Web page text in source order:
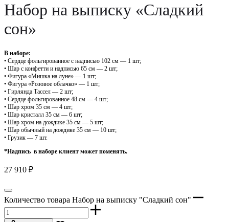
Набор на выписку «Сладкий
сон»
В наборе:
• Сердце фольгированное с надписью 102 см — 1 шт;
• Шар с конфетти и надписью 65 см — 2 шт;
• Фигура «Мишка на луне» — 1 шт;
• Фигура «Розовое облачко» — 1 шт;
• Гирлянда Тассел — 2 шт;
• Сердце фольгированное 48 см — 4 шт;
• Шар хром 35 см — 4 шт;
• Шар кристалл 35 см — 6 шт;
• Шар хром на дождике 35 см — 5 шт;
• Шар обычный на дождике 35 см — 10 шт;
• Грузик — 7 шт.
*Надпись в наборе клиент может поменять.
27 910 ₽
Количество товара Набор на выписку "Сладкий сон"